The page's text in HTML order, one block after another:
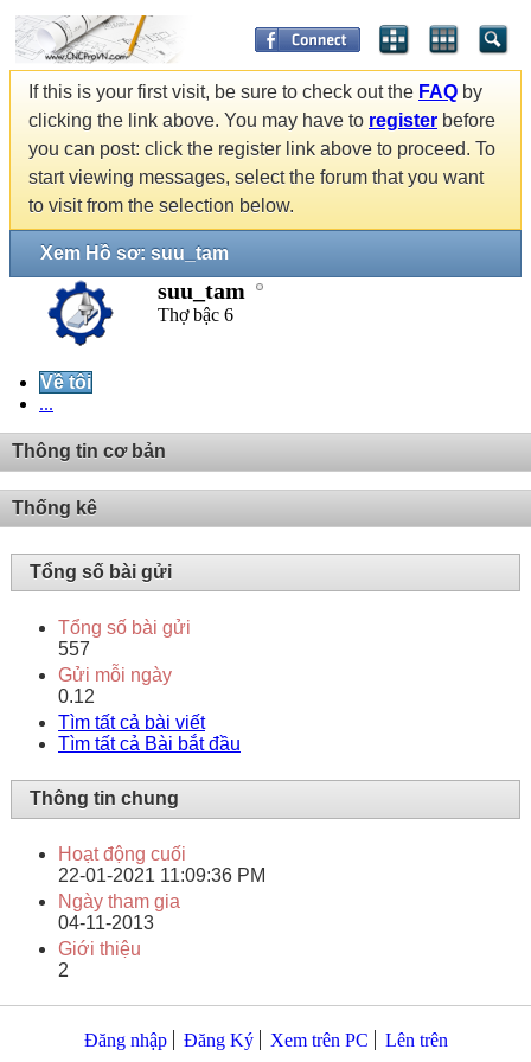
If this is your first visit, be sure to check out the FAQ by
clicking the link above. You may have to register before
you can post: click the register link above to proceed. To
start viewing messages, select the forum that you want
to visit from the selection below.
Xem Hồ sơ: suu_tam
suu_tam
Thợ bậc 6
Về tôi
...
Thông tin cơ bản
Thống kê
Tổng số bài gửi
Tổng số bài gửi
557
Gửi mỗi ngày
0.12
Tìm tất cả bài viết
Tìm tất cả Bài bắt đầu
Thông tin chung
Hoạt động cuối
22-01-2021 11:09:36 PM
Ngày tham gia
04-11-2013
Giới thiệu
2
Đăng nhập Đăng Ký Xem trên PC Lên trên